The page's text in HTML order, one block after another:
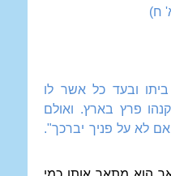
ח)
ובעד כל אשר לו
פרץ בארץ. ואולם
לא על פניך יברכך".